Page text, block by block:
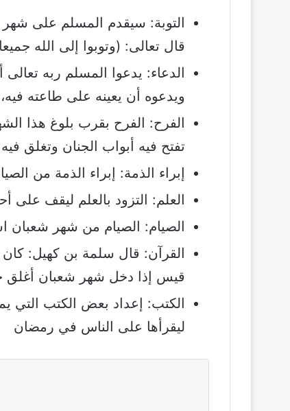
التوبة: سيقدم المسلم على شهر
قال تعالى: (وتوبوا إلى الله
الدعاء: يدعوا المسلم ربه
ويدعوه أن يعينه على طاعته
الفرح: الفرح بقرب بلوغ هذا
تفتح فيه أبواب الجنان وتغلق فيه
إبراء الذمة: إبراء الذمة من
العلم: التزود بالعلم ليقف
الصيام: الصيام من شهر شعبان
القرآن: قال سلمة بن كهيل:
قيس إذا دخل شهر شعبان أغلق
الكتب: إعداد بعض الكتب التي
ليقرأها على الناس في رمضان